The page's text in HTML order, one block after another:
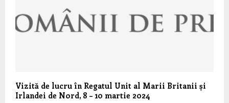
Vizită de lucru în Regatul Unit al Marii Britanii și
Irlandei de Nord, 8 – 10 martie 2024